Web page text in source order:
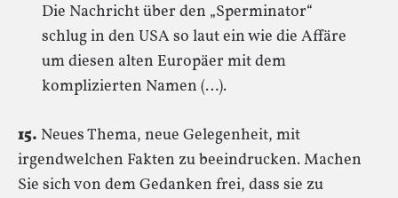
Die Nachricht über den „Sperminator“
schlug in den USA so laut ein wie die Affäre
um diesen alten Europäer mit dem
komplizierten Namen (…).
15. Neues Thema, neue Gelegenheit, mit
irgendwelchen Fakten zu beeindrucken. Machen
Sie sich von dem Gedanken frei, dass sie zu